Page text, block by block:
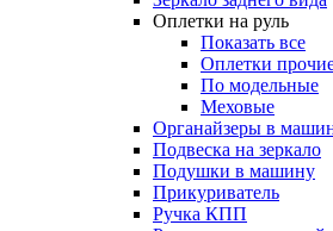
Оплетки на руль
Показать все
Оплетки
По модельные
Меховые
Органайзеры в
Подвеска на зеркало
Подушки в машину
Прикуриватель
Ручка КПП